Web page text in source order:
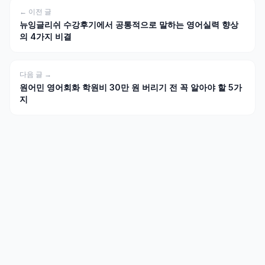
← 이전 글
뉴잉글리쉬 수강후기에서 공통적으로 말하는 영어실력 향상
의 4가지 비결
다음 글 →
원어민 영어회화 학원비 30만 원 버리기 전 꼭 알아야 할 5가
지